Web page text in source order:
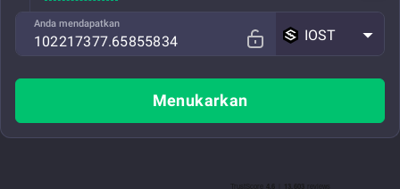
Anda mendapatkan
IOST
Menukarkan